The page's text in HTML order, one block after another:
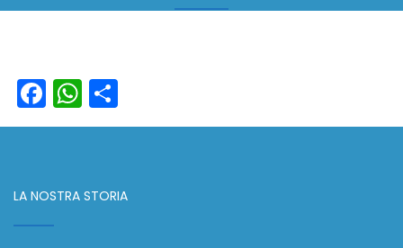
English Facebook
WhatsApp
LA NOSTRA STORIA